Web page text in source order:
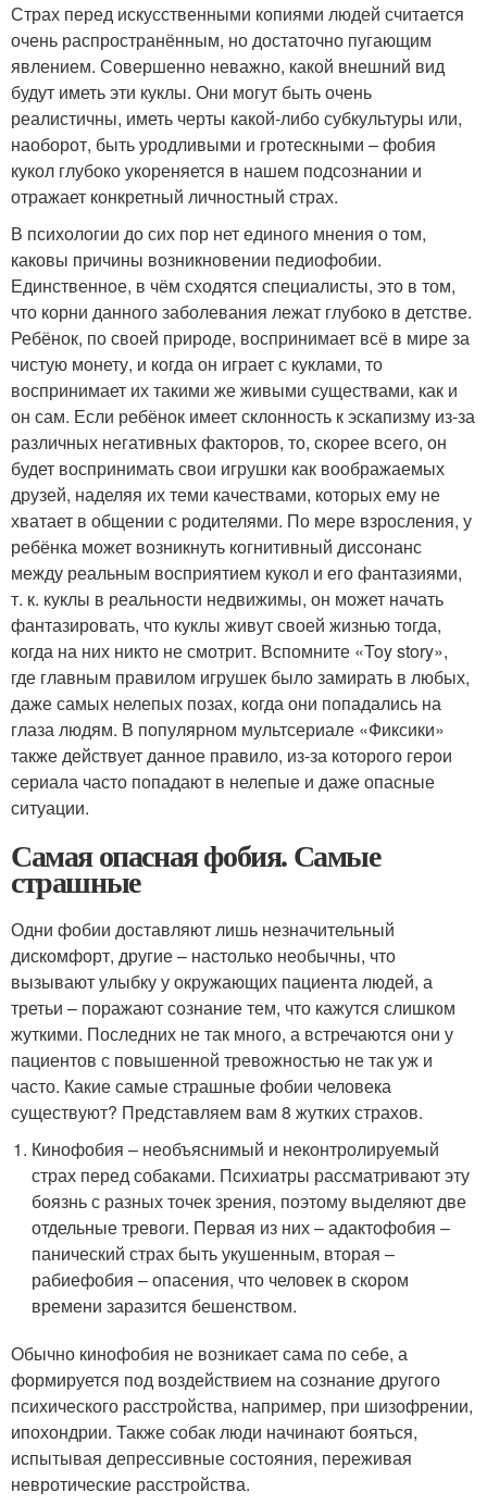
Страх перед искусственными копиями людей считается
очень распространённым, но достаточно пугающим
явлением. Совершенно неважно, какой внешний вид
будут иметь эти куклы. Они могут быть очень
реалистичны, иметь черты какой-либо субкультуры или,
наоборот, быть уродливыми и гротескными – фобия
кукол глубоко укореняется в нашем подсознании и
отражает конкретный личностный страх.
В психологии до сих пор нет единого мнения о том,
каковы причины возникновении педиофобии.
Единственное, в чём сходятся специалисты, это в том,
что корни данного заболевания лежат глубоко в детстве.
Ребёнок, по своей природе, воспринимает всё в мире за
чистую монету, и когда он играет с куклами, то
воспринимает их такими же живыми существами, как и
он сам. Если ребёнок имеет склонность к эскапизму из-за
различных негативных факторов, то, скорее всего, он
будет воспринимать свои игрушки как воображаемых
друзей, наделяя их теми качествами, которых ему не
хватает в общении с родителями. По мере взросления, у
ребёнка может возникнуть когнитивный диссонанс
между реальным восприятием кукол и его фантазиями,
т. к. куклы в реальности недвижимы, он может начать
фантазировать, что куклы живут своей жизнью тогда,
когда на них никто не смотрит. Вспомните «Toy story»,
где главным правилом игрушек было замирать в любых,
даже самых нелепых позах, когда они попадались на
глаза людям. В популярном мультсериале «Фиксики»
также действует данное правило, из-за которого герои
сериала часто попадают в нелепые и даже опасные
ситуации.
Самая опасная фобия. Самые
страшные
Одни фобии доставляют лишь незначительный
дискомфорт, другие – настолько необычны, что
вызывают улыбку у окружающих пациента людей, а
третьи – поражают сознание тем, что кажутся слишком
жуткими. Последних не так много, а встречаются они у
пациентов с повышенной тревожностью не так уж и
часто. Какие самые страшные фобии человека
существуют? Представляем вам 8 жутких страхов.
Кинофобия – необъяснимый и неконтролируемый
страх перед собаками. Психиатры рассматривают эту
боязнь с разных точек зрения, поэтому выделяют две
отдельные тревоги. Первая из них – адактофобия –
панический страх быть укушенным, вторая –
рабиефобия – опасения, что человек в скором
времени заразится бешенством.
Обычно кинофобия не возникает сама по себе, а
формируется под воздействием на сознание другого
психического расстройства, например, при шизофрении,
ипохондрии. Также собак люди начинают бояться,
испытывая депрессивные состояния, переживая
невротические расстройства.